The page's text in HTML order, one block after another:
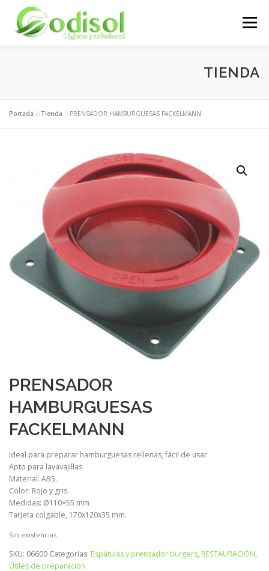
contenido
Menú
ÁREA CLIENTES CONTACTO
TIENDA
Portada »Tienda »PRENSADOR HAMBURGUESAS FACKELMANN
PRENSADOR
HAMBURGUESAS
FACKELMANN
Ideal para preparar hamburguesas rellenas, fácil de usar
Apto para lavavajillas
Material: ABS.
Color: Rojo y gris.
Medidas: Ø110×55 mm
Tarjeta colgable, 170x120x35 mm.
Sin existencias
SKU: 06600 Categorías: Espátulas y prensador burgers, RESTAURACIÓN,
Útiles de preparación